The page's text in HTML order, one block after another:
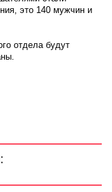
это 140 мужчин и
отдела будут